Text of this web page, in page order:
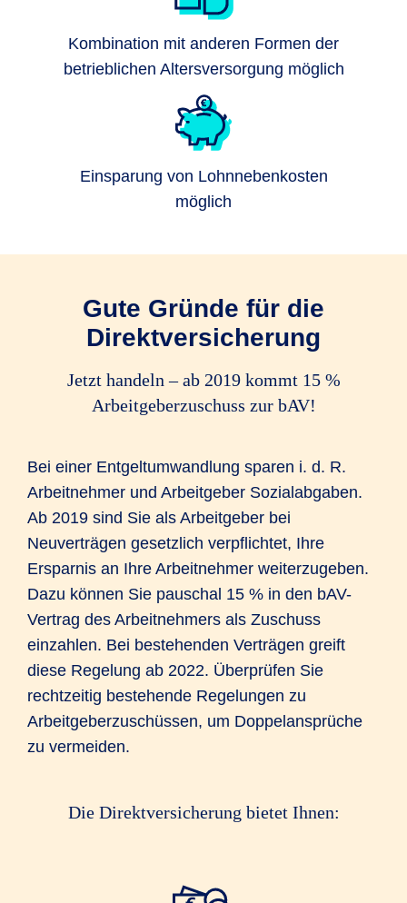
Kombination mit anderen Formen der
betrieblichen Altersversorgung möglich
Einsparung von Lohnnebenkosten
möglich
Gute Gründe für die
Direktversicherung
Jetzt handeln – ab 2019 kommt 15 %
Arbeitgeberzuschuss zur bAV!
Bei einer Entgeltumwandlung sparen i. d. R.
Arbeitnehmer und Arbeitgeber Sozialabgaben.
Ab 2019 sind Sie als Arbeitgeber bei
Neuverträgen gesetzlich verpflichtet, Ihre
Ersparnis an Ihre Arbeitnehmer weiterzugeben.
Dazu können Sie pauschal 15 % in den bAV-
Vertrag des Arbeitnehmers als Zuschuss
einzahlen. Bei bestehenden Verträgen greift
diese Regelung ab 2022. Überprüfen Sie
rechtzeitig bestehende Regelungen zu
Arbeitgeberzuschüssen, um Doppelansprüche
zu vermeiden.
Die Direktversicherung bietet Ihnen: